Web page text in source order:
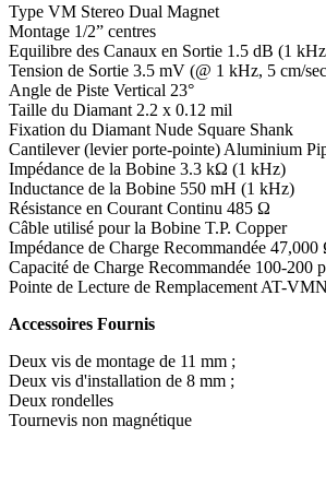
Type VM Stereo Dual Magnet
Montage 1/2” centres
Equilibre des Canaux en Sortie 1.5 dB (1
Tension de Sortie 3.5 mV (@ 1 kHz, 5 cm/
Angle de Piste Vertical 23°
Taille du Diamant 2.2 x 0.12 mil
Fixation du Diamant Nude Square Shank
Cantilever (levier porte-pointe) Aluminium
Impédance de la Bobine 3.3 kΩ (1 kHz)
Inductance de la Bobine 550 mH (1 kHz)
Résistance en Courant Continu 485 Ω
Câble utilisé pour la Bobine T.P. Copper
Impédance de Charge Recommandée 47,000
Capacité de Charge Recommandée 100-200
Pointe de Lecture de Remplacement AT-
Accessoires Fournis
Deux vis de montage de 11 mm ;
Deux vis d'installation de 8 mm ;
Deux rondelles
Tournevis non magnétique